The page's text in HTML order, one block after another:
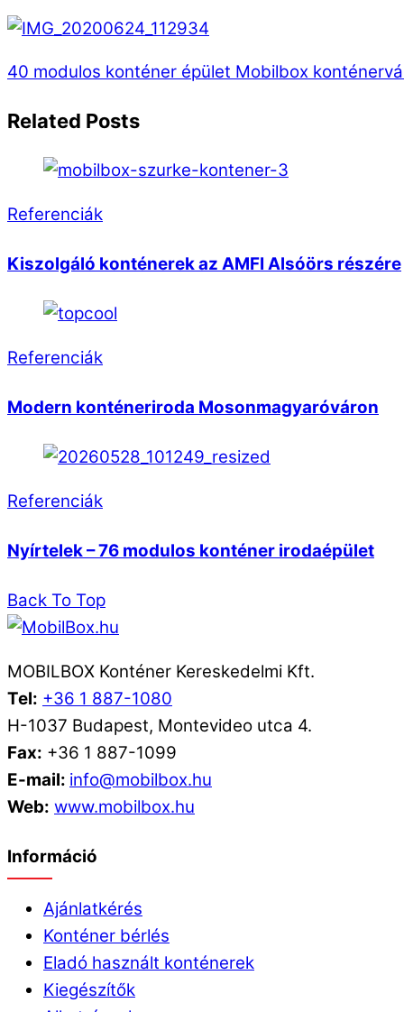
40 modulos konténer épület Mobilbox
Related Posts
Referenciák
Kiszolgáló konténerek az AMFI Alsóörs részére
Referenciák
Modern konténeriroda Mosonmagyaróváron
Referenciák
Nyírtelek – 76 modulos konténer irodaépület
Back To Top
MOBILBOX Konténer Kereskedelmi Kft.
Tel: +36 1 887-1080
H-1037 Budapest, Montevideo utca 4.
Fax: +36 1 887-1099
E-mail: info@mobilbox.hu
Web: www.mobilbox.hu
Információ
Ajánlatkérés
Konténer bérlés
Eladó használt konténerek
Kiegészítők